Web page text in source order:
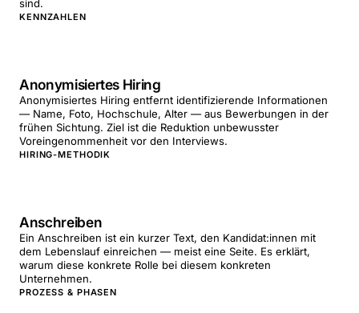
sind.
KENNZAHLEN
Anonymisiertes Hiring
Anonymisiertes Hiring entfernt identifizierende Informationen
— Name, Foto, Hochschule, Alter — aus Bewerbungen in der
frühen Sichtung. Ziel ist die Reduktion unbewusster
Voreingenommenheit vor den Interviews.
HIRING-METHODIK
Anschreiben
Ein Anschreiben ist ein kurzer Text, den Kandidat:innen mit
dem Lebenslauf einreichen — meist eine Seite. Es erklärt,
warum diese konkrete Rolle bei diesem konkreten
Unternehmen.
PROZESS & PHASEN